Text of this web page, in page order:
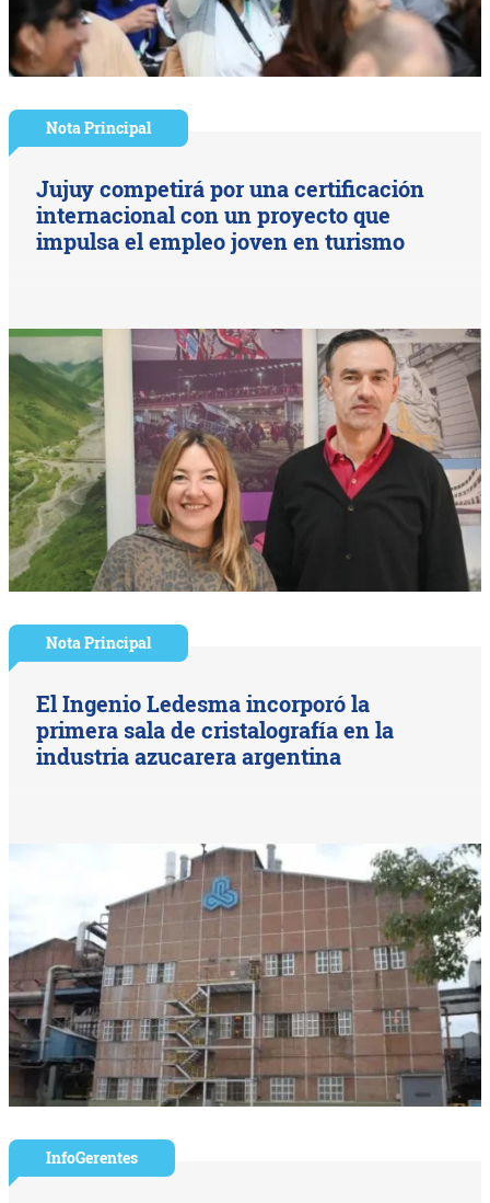
Nota Principal
Jujuy competirá por una certificación
internacional con un proyecto que
impulsa el empleo joven en turismo
Nota Principal
El Ingenio Ledesma incorporó la
primera sala de cristalografía en la
industria azucarera argentina
InfoGerentes